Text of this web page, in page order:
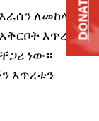
ለመከላክል
እጥረት
ነው።
እጥረቱን
DONATE